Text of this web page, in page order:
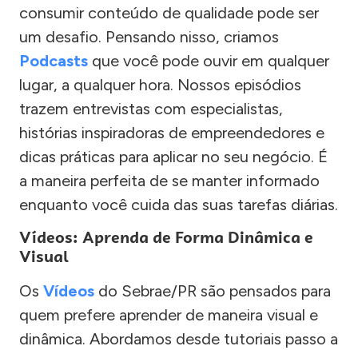
consumir conteúdo de qualidade pode ser
um desafio. Pensando nisso, criamos
Podcasts que você pode ouvir em qualquer
lugar, a qualquer hora. Nossos episódios
trazem entrevistas com especialistas,
histórias inspiradoras de empreendedores e
dicas práticas para aplicar no seu negócio. É
a maneira perfeita de se manter informado
enquanto você cuida das suas tarefas diárias.
Vídeos: Aprenda de Forma Dinâmica e
Visual
Os Vídeos do Sebrae/PR são pensados para
quem prefere aprender de maneira visual e
dinâmica. Abordamos desde tutoriais passo a